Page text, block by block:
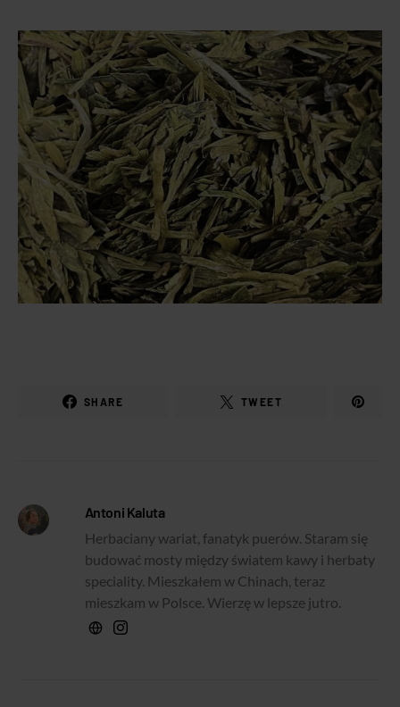
SHARE TWEET
Antoni Kaluta
Herbaciany wariat, fanatyk puerów. Staram się
budować mosty między światem kawy i herbaty
speciality. Mieszkałem w Chinach, teraz
mieszkam w Polsce. Wierzę w lepsze jutro.